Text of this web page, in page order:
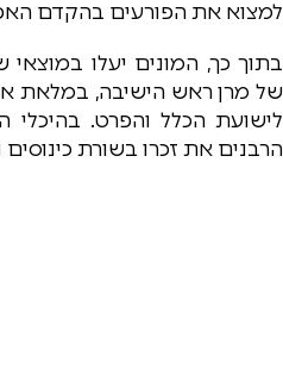
למצוא את הפורעים בהקדם
בתוך כך, המונים יעלו במוצאי
של מרן ראש הישיבה, במלאת
לישועת הכלל והפרט. בהיכלי
הרבנים את זכרו בשורת